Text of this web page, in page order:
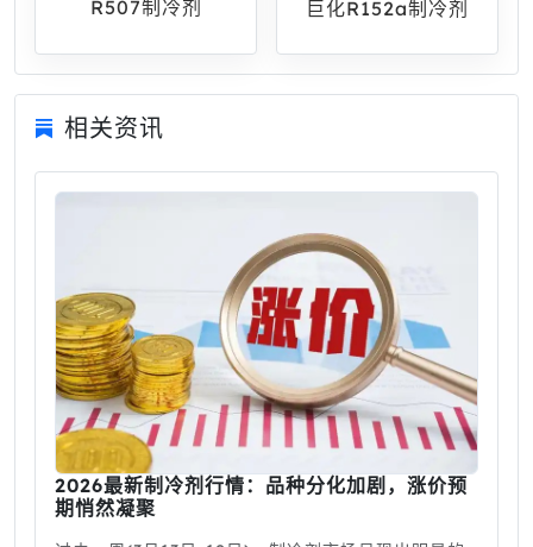
R507制冷剂 巨化R152a制冷剂
相关资讯
2026最新制冷剂行情：品种分化加剧，涨价预
期悄然凝聚